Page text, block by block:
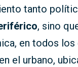
tanto
, sino
en todos los
el urbano,